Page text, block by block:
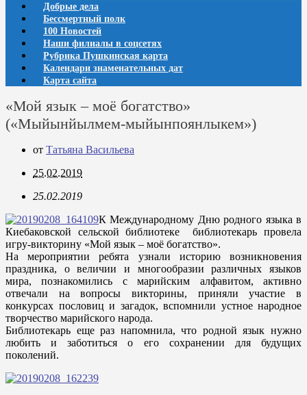
Добрые дела
Бессмертный полк
100 Новостей
Наши филиалы в соцсетях
Рубрика Пушкинская карта
Календари знаменательных дат
Карта сайта
«Мой язык – моё богатство»
(«Мыйынйылмем-мыйынпоянлыкем»)
от Татьяна Васильева
25.02.2019
25.02.2019
К Международному Дню родного языка в
Киебаковской сельской библиотеке библиотекарь провела
игру-викторину «Мой язык – моё богатство».
На мероприятии ребята узнали историю возникновения
праздника, о величии и многообразии различных языков
мира, познакомились с марийским алфавитом, активно
отвечали на вопросы викторины, приняли участие в
конкурсах пословиц и загадок, вспомнили устное народное
творчество марийского народа.
Библиотекарь еще раз напомнила, что родной язык нужно
любить и заботиться о его сохранении для будущих
поколений.